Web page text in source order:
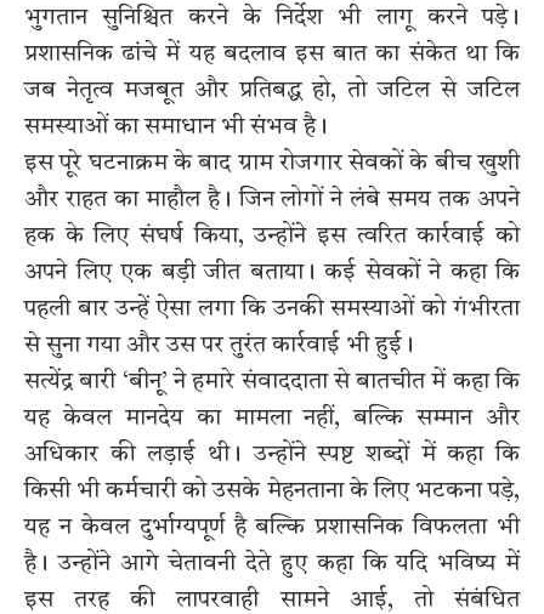
भुगतान सुनिश्चित करने के निर्देश भी लागू करने पड़े।
प्रशासनिक ढांचे में यह बदलाव इस बात का संकेत था कि
जब नेतृत्व मजबूत और प्रतिबद्ध हो, तो जटिल से जटिल
समस्याओं का समाधान भी संभव है।
इस पूरे घटनाक्रम के बाद ग्राम रोजगार सेवकों के बीच खुशी
और राहत का माहौल है। जिन लोगों ने लंबे समय तक अपने
हक के लिए संघर्ष किया, उन्होंने इस त्वरित कार्रवाई को
अपने लिए एक बड़ी जीत बताया। कई सेवकों ने कहा कि
पहली बार उन्हें ऐसा लगा कि उनकी समस्याओं को गंभीरता
से सुना गया और उस पर तुरंत कार्रवाई भी हुई।
सत्येंद्र बारी ‘बीनू’ ने हमारे संवाददाता से बातचीत में कहा कि
यह केवल मानदेय का मामला नहीं, बल्कि सम्मान और
अधिकार की लड़ाई थी। उन्होंने स्पष्ट शब्दों में कहा कि
किसी भी कर्मचारी को उसके मेहनताना के लिए भटकना पड़े,
यह न केवल दुर्भाग्यपूर्ण है बल्कि प्रशासनिक विफलता भी
है। उन्होंने आगे चेतावनी देते हुए कहा कि यदि भविष्य में
इस तरह की लापरवाही सामने आई, तो संबंधित